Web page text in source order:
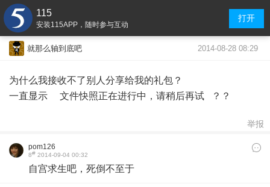
115
安装115APP，随时参与互动
打开
就那么轴到底吧 2014-08-28 08:29
为什么我接收不了别人分享给我的礼包？
一直显示 文件快照正在进行中，请稍后再试 ？？
举报
pom126
8# 2014-09-04 00:32
自宫求生吧，死倒不至于